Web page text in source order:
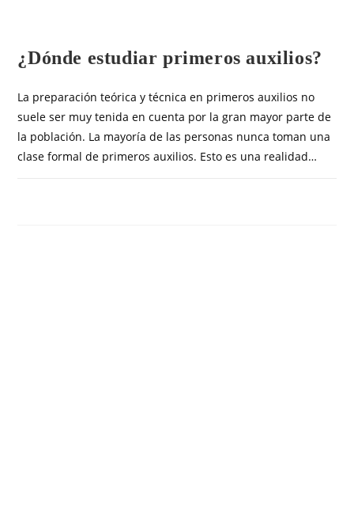
¿Dónde estudiar primeros auxilios?
La preparación teórica y técnica en primeros auxilios no
suele ser muy tenida en cuenta por la gran mayor parte de
la población. La mayoría de las personas nunca toman una
clase formal de primeros auxilios. Esto es una realidad…